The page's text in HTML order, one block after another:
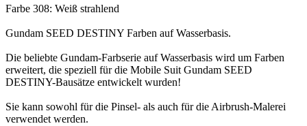
Farbe 308: Weiß strahlend
Gundam SEED DESTINY Farben auf Wasserbasis.
Die beliebte Gundam-Farbserie auf Wasserbasis wird um Farben
erweitert, die speziell für die Mobile Suit Gundam SEED
DESTINY-Bausätze entwickelt wurden!
Sie kann sowohl für die Pinsel- als auch für die Airbrush-Malerei
verwendet werden.